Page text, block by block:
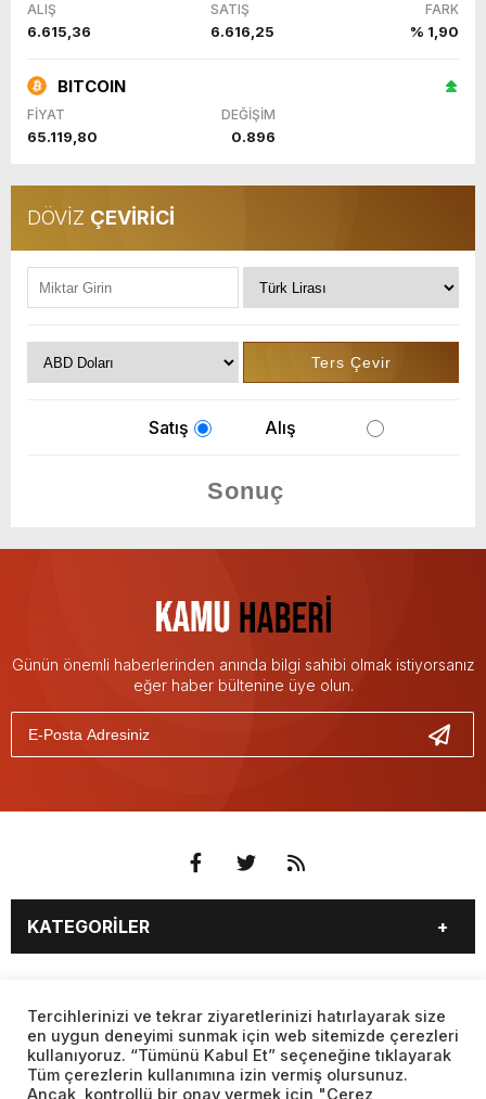
ALIŞ SATIŞ FARK
6.615,36 6.616,25 % 1,90
BITCOIN
FİYAT DEĞİŞİM
65.119,80 0.896
DÖVİZ ÇEVİRİCİ
Satış Alış
Günün önemli haberlerinden anında bilgi sahibi olmak istiyorsanız
eğer haber bültenine üye olun.
KATEGORİLER
EĞİTİM
SAĞLIK
YAŞAM
SPOR
MAGAZİN
KÜLTÜR SANAT
SAYFALAR
BURÇLAR
CANLI BORSA
CANLI SONUÇLAR
CANLI TV
Tercihlerinizi ve tekrar ziyaretlerinizi hatırlayarak size
en uygun deneyimi sunmak için web sitemizde çerezleri
kullanıyoruz. “Tümünü Kabul Et” seçeneğine tıklayarak
Tüm çerezlerin kullanımına izin vermiş olursunuz.
Ancak, kontrollü bir onay vermek için "Çerez